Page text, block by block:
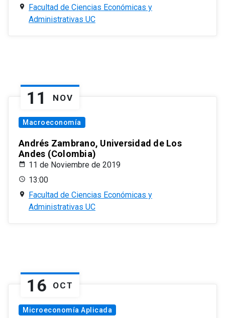
Facultad de Ciencias Económicas y
Administrativas UC
11 NOV
Macroeconomía
Andrés Zambrano, Universidad de Los
Andes (Colombia)
11 de Noviembre de 2019
13:00
Facultad de Ciencias Económicas y
Administrativas UC
16 OCT
Microeconomía Aplicada